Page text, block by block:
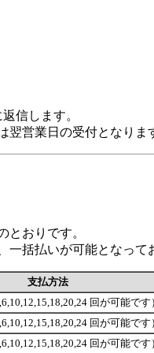
信します。
営業日の受付となりま
とおりです。
一括払いが可能となって
支払方法
回が可能です
回が可能です
回が可能です